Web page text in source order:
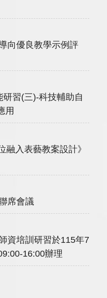
向優良教學示例評
習(三)-科技輔助自
用
融入表藝教案設計》
席會議
資培訓研習於115年7
16:00辦理